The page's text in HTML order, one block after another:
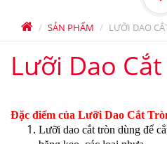
SẢN PHẨM LƯỠI DAO
Lưỡi Dao
Đặc điểm của Lưỡi Dao Cắt
Lưỡi dao cắt tròn dùng để